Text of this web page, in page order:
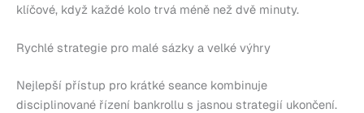
klíčové, když každé kolo trvá méně než dvě minuty.
Rychlé strategie pro malé sázky a velké výhry
Nejlepší přístup pro krátké seance kombinuje
disciplinované řízení bankrollu s jasnou strategií ukončení.